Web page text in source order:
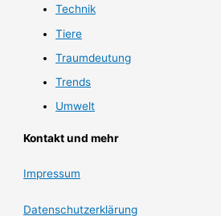
Technik
Tiere
Traumdeutung
Trends
Umwelt
Kontakt und mehr
Impressum
Datenschutzerklärung